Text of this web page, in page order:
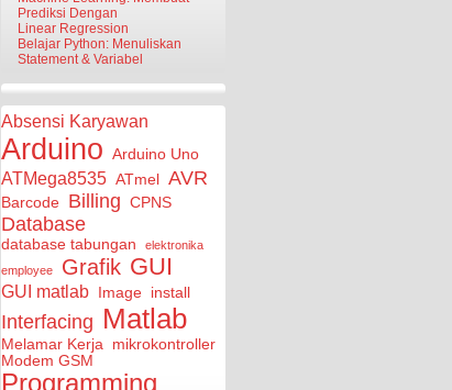
Prediksi Dengan
Linear Regression
Belajar Python: Menuliskan
Statement & Variabel
Absensi Karyawan
Arduino Arduino Uno
ATMega8535 ATmel AVR
Barcode Billing CPNS
Database
database tabungan
elektronika
employee
Grafik GUI
GUI matlab Image install
Interfacing Matlab
Melamar Kerja mikrokontroller
Modem GSM
Programming